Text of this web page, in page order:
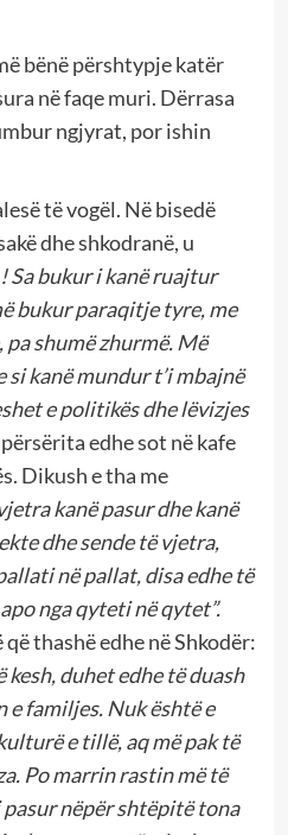
bënë përshtypje katër
në faqe muri. Dërrasa
ngjyrat, por ishin
të vogël. Në bisedë
dhe shkodranë, u
Sa bukur i kanë ruajtur
bukur paraqitje tyre, me
shumë zhurmë. Më
kanë mundur t’i mbajnë
e politikës dhe lëvizjes
edhe sot në kafe
Dikush e tha me
kanë pasur dhe kanë
dhe sende të vjetra,
në pallat, disa edhe të
nga qyteti në qytet”.
thashë edhe në Shkodër:
duhet edhe të duash
familjes. Nuk është e
e tillë, aq më pak të
Po marrin rastin më të
nëpër shtëpitë tona